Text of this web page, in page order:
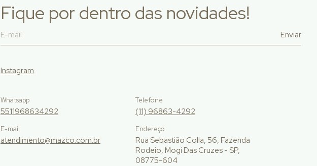
Fique por dentro das novidades!
Instagram
Whatsapp
5511968634292
Telefone
(11) 96863-4292
E-mail
atendimento@mazco.com.br
Endereço
Rua Sebastião Colla, 56, Fazenda
Rodeio, Mogi Das Cruzes - SP,
08775-604